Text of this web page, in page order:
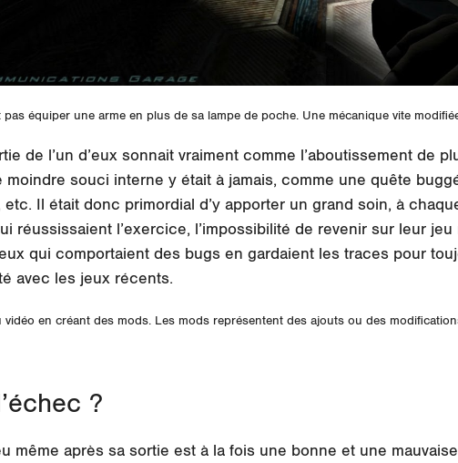
équiper une arme en plus de sa lampe de poche. Une mécanique vite
de l’un d’eux sonnait vraiment comme l’aboutissement de
moindre souci interne y était à jamais, comme une quête
Il était donc primordial d’y apporter un grand soin, à
réussissaient l’exercice, l’impossibilité de revenir sur leur jeu
qui comportaient des bugs en gardaient les traces pour
avec les jeux récents.
en créant des mods. Les mods représentent des ajouts ou des
?
même après sa sortie est à la fois une bonne et une